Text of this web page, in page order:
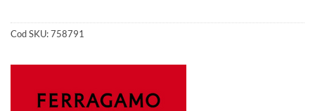
Cod SKU:758791